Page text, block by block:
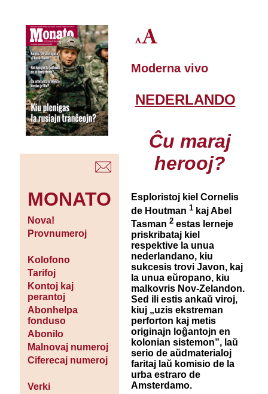
MONATO
Nova!
Provnumeroj
Kolofono
Tarifoj
Kontoj kaj
perantoj
Abonhelpa
fonduso
Abonilo
Malnovaj numeroj
Ciferecaj numeroj
Verki
Moderna vivo
NEDERLANDO
Ĉu maraj
herooj?
Esploristoj kiel Cornelis
de Houtman 1kaj Abel
Tasman 2estas lerneje
priskribataj kiel
respektive la unua
nederlandano, kiu
sukcesis trovi Javon, kaj
la unua eŭropano, kiu
malkovris Nov-Zelandon.
Sed ili estis ankaŭ viroj,
kiuj „uzis ekstreman
perforton kaj metis
originajn loĝantojn en
kolonian sistemon”, laŭ
serio de aŭdmaterialoj
faritaj laŭ komisio de la
urba estraro de
Amsterdamo.